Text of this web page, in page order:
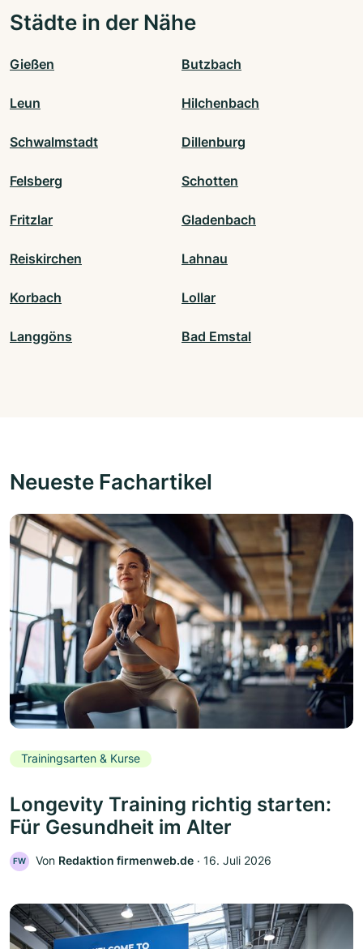
Städte in der Nähe
Gießen Butzbach
Leun Hilchenbach
Schwalmstadt Dillenburg
Felsberg Schotten
Fritzlar Gladenbach
Reiskirchen Lahnau
Korbach Lollar
Langgöns Bad Emstal
Neueste Fachartikel
Trainingsarten & Kurse
Longevity Training richtig starten:
Für Gesundheit im Alter
FW Von Redaktion firmenweb.de ‧ 16. Juli 2026